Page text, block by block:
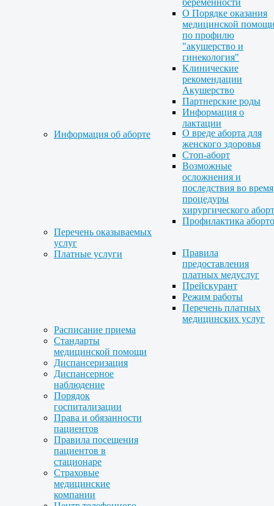
беременности
О Порядке оказания
медицинской
по профилю
"акушерство и
гинекология"
Клинические
рекомендации
Акушерство
Партнерские роды
Информация о
лактации
Информация об аборте
О вреде аборта для
женского здоровья
Стоп-аборт
Возможные
осложнения и
последствия во время
процедуры
хирургического
Профилактика
Перечень оказываемых
услуг
Платные услуги
Правила
предоставления
платных медуслуг
Прейскурант
Режим работы
Перечень платных
медицинских услуг
Расписание приема
Стандарты
медицинской помощи
Диспансеризация
Диспансерное
наблюдение
Порядок
госпитализации
Права и обязанности
пациентов
Правила посещения
пациентов в
стационаре
Страховые
медицинские
компании